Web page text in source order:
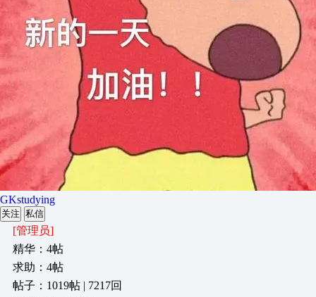
GKstudying
关注 私信
[管理员]
精华：4帖
求助：4帖
帖子：1019帖 | 7217回